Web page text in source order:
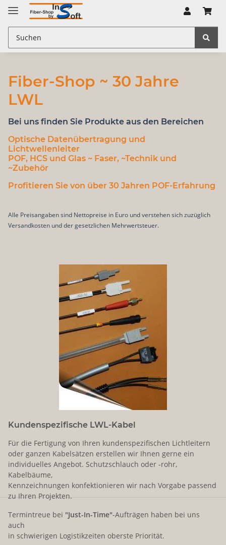
Fiber-Shop ~ 30 Jahre
LWL
Bei uns finden Sie Produkte aus den Bereichen
Optische Datenübertragung und
Lichtwellenleiter
POF, HCS und Glas ~ Faser, ~Technik und
~Zubehör
Profitieren Sie von über 30 Jahren POF-Erfahrung
Alle Preisangaben sind Nettopreise in Euro und verstehen sich zuzüglich
Versandkosten und der gesetzlichen Mehrwertsteuer.
Kundenspezifische LWL-Kabel
Für die Fertigung von Ihren kundenspezifischen Lichtleitern
oder ganzen Kabelsätzen erstellen wir Ihnen gerne ein
individuelles Angebot. Schutzschlauch oder -rohr,
Kabelbäume,
Kennzeichnungen konfektionieren wir nach Vorgabe passend
zu Ihren Projekten.
Termintreue bei "Just-In-Time"-Aufträgen haben bei uns
auch
in schwierigen Logistikzeiten oberste Priorität.